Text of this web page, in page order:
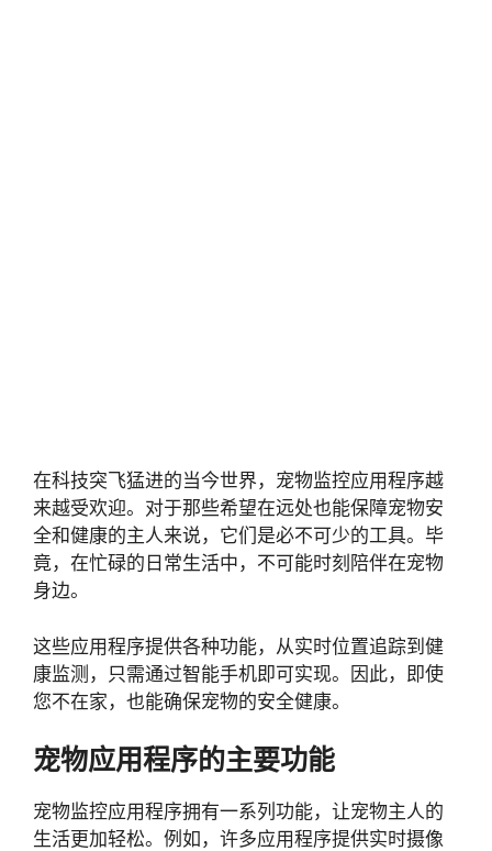
在科技突飞猛进的当今世界，宠物监控应用程序越
来越受欢迎。对于那些希望在远处也能保障宠物安
全和健康的主人来说，它们是必不可少的工具。毕
竟，在忙碌的日常生活中，不可能时刻陪伴在宠物
身边。
这些应用程序提供各种功能，从实时位置追踪到健
康监测，只需通过智能手机即可实现。因此，即使
您不在家，也能确保宠物的安全健康。
宠物应用程序的主要功能
宠物监控应用程序拥有一系列功能，让宠物主人的
生活更加轻松。例如，许多应用程序提供实时摄像